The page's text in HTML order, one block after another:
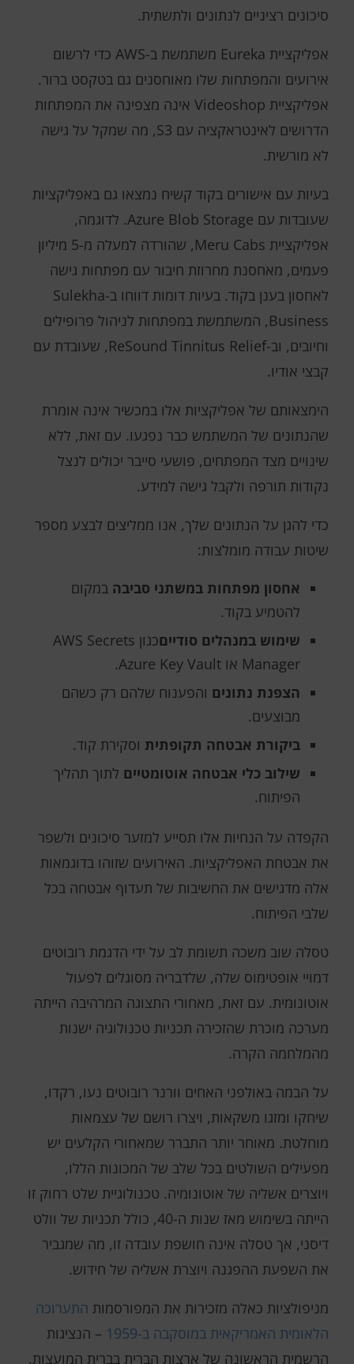
סיכונים רציניים לנתונים ולתשתית.
אפליקציית Eureka משתמשת ב-AWS כדי לרשום
אירועים והמפתחות שלו מאוחסנים גם בטקסט ברור.
אפליקציית Videoshop אינה מצפינה את המפתחות
הדרושים לאינטראקציה עם S3, מה שמקל על גישה
לא מורשית.
בעיות עם אישורים בקוד קשיח נמצאו גם באפליקציות
שעובדות עם Azure Blob Storage. לדוגמה,
אפליקציית Meru Cabs, שהורדה למעלה מ-5 מיליון
פעמים, מאחסנת מחרוזת חיבור עם מפתחות גישה
לאחסון בענן בקוד. בעיות דומות דווחו ב-Sulekha
Business, המשתמשת במפתחות לניהול פרופילים
וחיובים, וב-ReSound Tinnitus Relief, שעובדת עם
קבצי אודיו.
הימצאותם של אפליקציות אלו במכשיר אינה אומרת
שהנתונים של המשתמש כבר נפגעו. עם זאת, ללא
שינויים מצד המפתחים, פושעי סייבר יכולים לנצל
נקודות תורפה ולקבל גישה למידע.
כדי להגן על הנתונים שלך, אנו ממליצים לבצע מספר
שיטות עבודה מומלצות:
אחסון מפתחות במשתני סביבה במקום
להטמיע בקוד.
שימוש במנהלים סודיים
כגון AWS Secrets
Manager או Azure Key Vault.
הצפנת נתונים והפענוח שלהם רק כשהם
מבוצעים.
ביקורת אבטחה תקופתית וסקירת קוד.
שילוב כלי אבטחה אוטומטיים לתוך תהליך
הפיתוח.
הקפדה על הנחיות אלו תסייע למזער סיכונים ולשפר
את אבטחת האפליקציות. האירועים שזוהו בדוגמאות
אלה מדגישים את החשיבות של תעדוף אבטחה בכל
שלבי הפיתוח.
טסלה שוב משכה תשומת לב על ידי הדגמת רובוטים
דמויי אופטימוס שלה, שלדבריה מסוגלים לפעול
אוטונומית. עם זאת, מאחורי התצוגה המרהיבה הייתה
מערכה מוכרת שהזכירה תכניות טכנולוגיה ישנות
מהמלחמה הקרה.
על הבמה באולפני האחים וורנר רובוטים נעו, רקדו,
שיחקו ומזגו משקאות, ויצרו רושם של עצמאות
מוחלטת. מאוחר יותר התברר שמאחורי הקלעים יש
מפעילים השולטים בכל שלב של המכונות הללו,
ויוצרים אשליה של אוטונומיה. טכנולוגיית שלט רחוק זו
הייתה בשימוש מאז שנות ה-40, כולל תכניות של וולט
דיסני, אך טסלה אינה חושפת עובדה זו, מה שמגביר
את השפעת ההפגנה ויוצרת אשליה של חידוש.
מניפולציות כאלה מזכירות את המפורסמות התערוכה
הלאומית האמריקאית במוסקבה ב-1959
– הנציגות
הרשמית הראשונה של ארצות הברית בברית המועצות.